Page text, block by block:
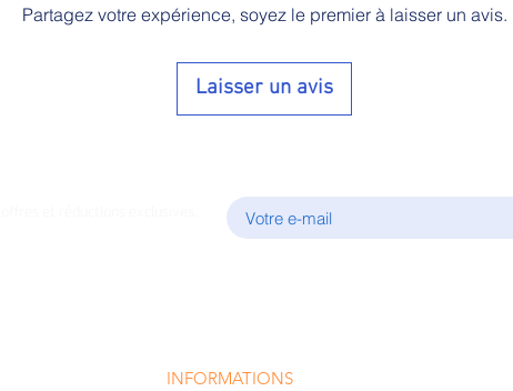
Partagez votre expérience, soyez le premier à laisser un avis.
Laisser un avis
INFORMATIONS